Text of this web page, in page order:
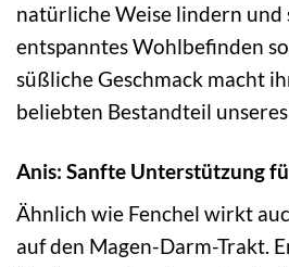
natürliche Weise lindern und
entspanntes Wohlbefinden
süßliche Geschmack macht
beliebten Bestandteil unseres
Anis: Sanfte Unterstützung
Ähnlich wie Fenchel wirkt
auf den Magen-Darm-Trakt.